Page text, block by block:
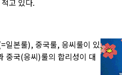
고 있다.
일본룰), 중국룰, 응씨룰이 있
중국(응씨)룰의 합리성이 대